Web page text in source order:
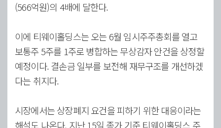
(566억원)의 4배에 달한다.
이에 티웨이홀딩스는 오는 6월 임시주주총회를 열고
보통주 5주를 1주로 병합하는 무상감자 안건을 상정할
예정이다. 결손금 일부를 보전해 재무구조를 개선하겠
다는 취지다.
시장에서는 상장폐지 요건을 피하기 위한 대응이라는
해석도 나온다. 지난 15일 종가 기준 티웨이홀딩스 주